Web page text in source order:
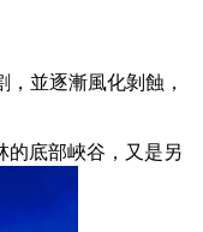
並逐漸風化剝蝕，
的底部峽谷，又是另